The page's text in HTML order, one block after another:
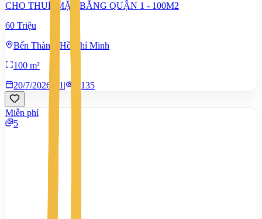
CHO THUÊ MẶT BẰNG QUẬN 1 - 100M2
60 Triệu
Bến Thành, Hồ Chí Minh
100 m²
20/7/2026
1 | 1.135
Miễn phí
5